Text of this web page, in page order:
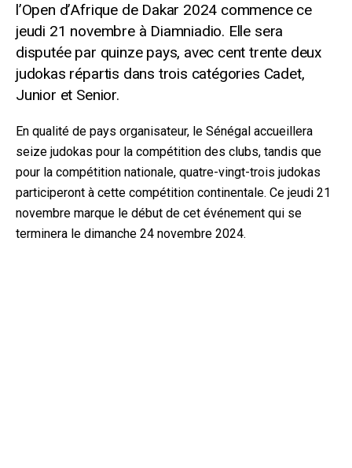
l’Open d’Afrique de Dakar 2024 commence ce
jeudi 21 novembre à Diamniadio. Elle sera
disputée par quinze pays, avec cent trente deux
judokas répartis dans trois catégories Cadet,
Junior et Senior.
En qualité de pays organisateur, le Sénégal accueillera
seize judokas pour la compétition des clubs, tandis que
pour la compétition nationale, quatre-vingt-trois judokas
participeront à cette compétition continentale. Ce jeudi 21
novembre marque le début de cet événement qui se
terminera le dimanche 24 novembre 2024.